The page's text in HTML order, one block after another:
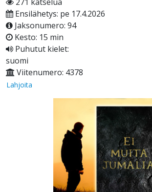
Ensilähetys: pe 17.4.2026
Jaksonumero: 94
Kesto: 15 min
Puhutut kielet:
suomi
Viitenumero: 4378
Lahjoita